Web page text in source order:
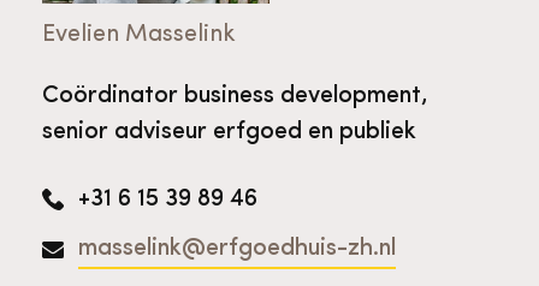
Evelien Masselink
Coördinator business development,
senior adviseur erfgoed en publiek
+31 6 15 39 89 46
masselink@erfgoedhuis-zh.nl